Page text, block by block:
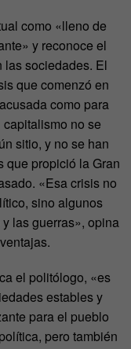
como «lleno de
y reconoce el
las sociedades. El
que comenzó en
como para
no se
sitio, y no se han
que propició la Gran
«Esa crisis no
sino algunos
las guerras», opina
el politólogo, «es
estables y
para el pueblo
pero también